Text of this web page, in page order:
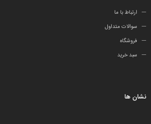
ارتباط با ما
سوالات متداول
فروشگاه
سبد خرید
نشان ها